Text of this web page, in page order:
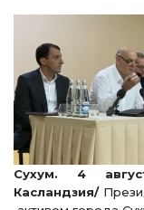
Сухум. 4
Касландзия/